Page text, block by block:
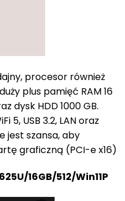
procesor również
plus pamięć RAM 16
dysk HDD 1000 GB.
5, USB 3.2, LAN oraz
jest szansa, aby
graficzną (PCI-e x16)
16GB/512/Win11P